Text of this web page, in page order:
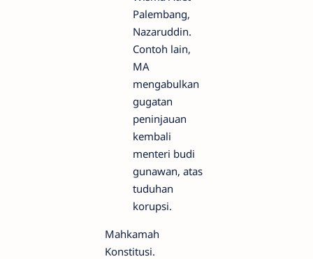
Palembang,
Nazaruddin.
Contoh lain,
MA
mengabulkan
gugatan
peninjauan
kembali
menteri budi
gunawan, atas
tuduhan
korupsi.
Mahkamah
Konstitusi.